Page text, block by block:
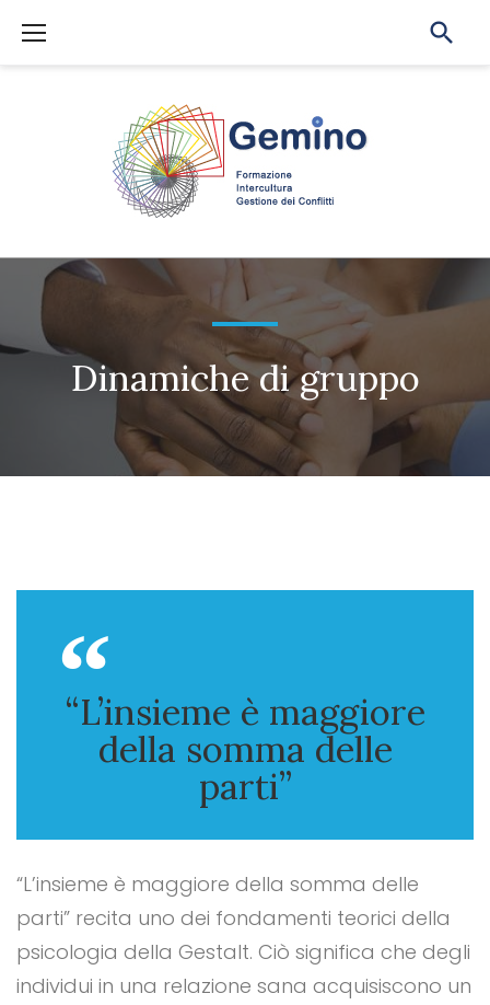
Dinamiche di gruppo
“L’insieme è maggiore
della somma delle
parti”
“L’insieme è maggiore della somma delle
parti” recita uno dei fondamenti teorici della
psicologia della Gestalt. Ciò significa che degli
individui in una relazione sana acquisiscono un